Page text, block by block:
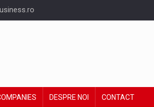
DESPRE NOI CONTACT